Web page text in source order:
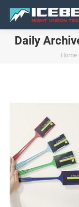
Daily
You
Home